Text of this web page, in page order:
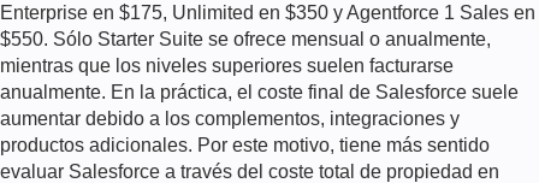
Enterprise en $175, Unlimited en $350 y Agentforce 1 Sales en
$550. Sólo Starter Suite se ofrece mensual o anualmente,
mientras que los niveles superiores suelen facturarse
anualmente. En la práctica, el coste final de Salesforce suele
aumentar debido a los complementos, integraciones y
productos adicionales. Por este motivo, tiene más sentido
evaluar Salesforce a través del coste total de propiedad en